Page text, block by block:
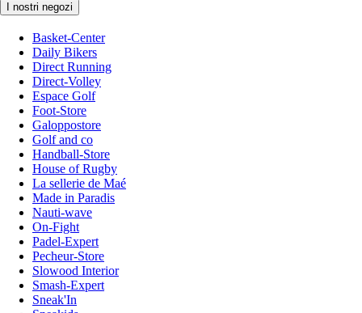
I nostri negozi
Basket-Center
Daily Bikers
Direct Running
Direct-Volley
Espace Golf
Foot-Store
Galoppostore
Golf and co
Handball-Store
House of Rugby
La sellerie de Maé
Made in Paradis
Nauti-wave
On-Fight
Padel-Expert
Pecheur-Store
Slowood Interior
Smash-Expert
Sneak'In